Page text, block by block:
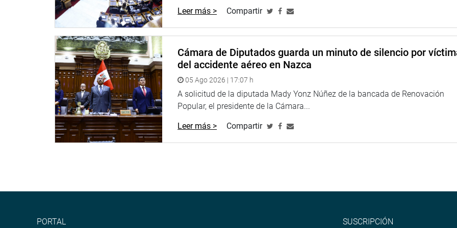
Leer más > Compartir
Cámara de Diputados guarda un minuto de silencio por
del accidente aéreo en Nazca
05 Ago 2026 | 17:07 h
A solicitud de la diputada Mady Yonz Núñez de la bancada de Renovación
Popular, el presidente de la Cámara...
Leer más > Compartir
PORTAL SUSCRIPCIÓN